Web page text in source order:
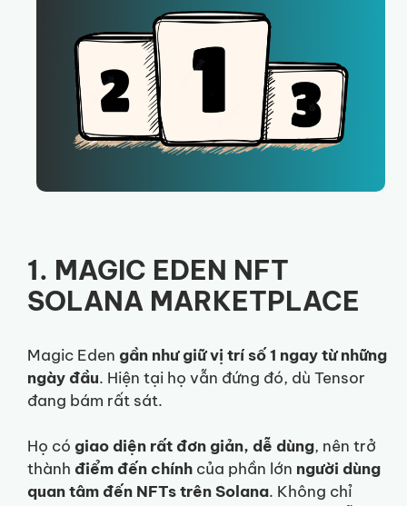
1. MAGIC EDEN NFT
SOLANA MARKETPLACE
Magic Eden gần như giữ vị trí số 1 ngay từ những
ngày đầu. Hiện tại họ vẫn đứng đó, dù Tensor
đang bám rất sát.
Họ có giao diện rất đơn giản, dễ dùng, nên trở
thành điểm đến chính của phần lớn người dùng
quan tâm đến NFTs trên Solana. Không chỉ